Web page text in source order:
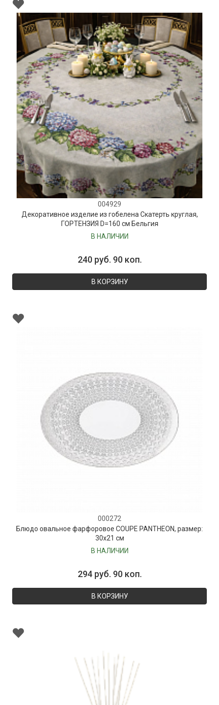
004929
Декоративное изделие из гобелена Скатерть круглая,
ГОРТЕНЗИЯ D=160 см Бельгия
В НАЛИЧИИ
240 руб. 90 коп.
В КОРЗИНУ
000272
Блюдо овальное фарфоровое COUPE PANTHEON, размер:
30х21 см
В НАЛИЧИИ
294 руб. 90 коп.
В КОРЗИНУ